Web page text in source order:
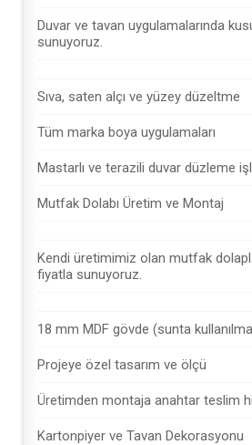
Duvar ve tavan uygulamalarında
sunuyoruz.
Sıva, saten alçı ve yüzey düzeltme
Tüm marka boya uygulamaları
Mastarlı ve terazili duvar düzleme
Mutfak Dolabı Üretim ve Montaj
Kendi üretimimiz olan mutfak
fiyatla sunuyoruz.
18 mm MDF gövde (sunta
Projeye özel tasarım ve ölçü
Üretimden montaja anahtar teslim
Kartonpiyer ve Tavan Dekorasyonu